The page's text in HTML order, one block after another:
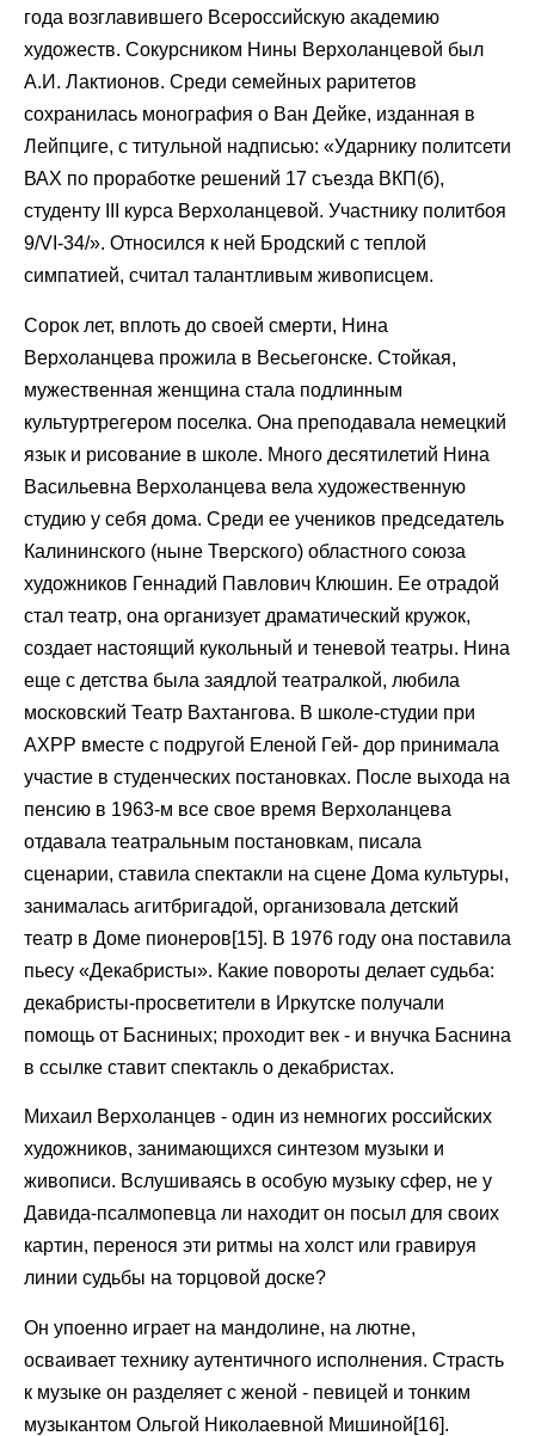
года возглавившего Всероссийскую академию
художеств. Сокурсником Нины Верхоланцевой был
А.И. Лактионов. Среди семейных раритетов
сохранилась монография о Ван Дейке, изданная в
Лейпциге, с титульной надписью: «Ударнику политсети
ВАХ по проработке решений 17 съезда ВКП(б),
студенту III курса Верхоланцевой. Участнику политбоя
9/VI-34/». Относился к ней Бродский с теплой
симпатией, считал талантливым живописцем.
Сорок лет, вплоть до своей смерти, Нина
Верхоланцева прожила в Весьегонске. Стойкая,
мужественная женщина стала подлинным
культуртрегером поселка. Она преподавала немецкий
язык и рисование в школе. Много десятилетий Нина
Васильевна Верхоланцева вела художественную
студию у себя дома. Среди ее учеников председатель
Калининского (ныне Тверского) областного союза
художников Геннадий Павлович Клюшин. Ее отрадой
стал театр, она организует драматический кружок,
создает настоящий кукольный и теневой театры. Нина
еще с детства была заядлой театралкой, любила
московский Театр Вахтангова. В школе-студии при
АХРР вместе с подругой Еленой Гей- дор принимала
участие в студенческих постановках. После выхода на
пенсию в 1963-м все свое время Верхоланцева
отдавала театральным постановкам, писала
сценарии, ставила спектакли на сцене Дома культуры,
занималась агитбригадой, организовала детский
театр в Доме пионеров[15]. В 1976 году она поставила
пьесу «Декабристы». Какие повороты делает судьба:
декабристы-просветители в Иркутске получали
помощь от Басниных; проходит век - и внучка Баснина
в ссылке ставит спектакль о декабристах.
Михаил Верхоланцев - один из немногих российских
художников, занимающихся синтезом музыки и
живописи. Вслушиваясь в особую музыку сфер, не у
Давида-псалмопевца ли находит он посыл для своих
картин, перенося эти ритмы на холст или гравируя
линии судьбы на торцовой доске?
Он упоенно играет на мандолине, на лютне,
осваивает технику аутентичного исполнения. Страсть
к музыке он разделяет с женой - певицей и тонким
музыкантом Ольгой Николаевной Мишиной[16].